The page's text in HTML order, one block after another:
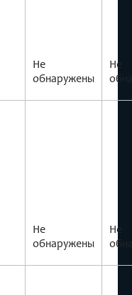
Не
обнаружены
Не
Не
обнаружены
Не